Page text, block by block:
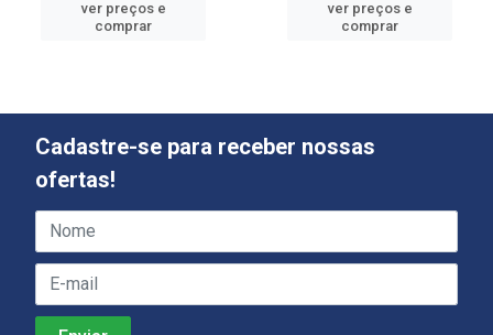
ver preços e
comprar
ver preços e
comprar
Cadastre-se para receber nossas
ofertas!